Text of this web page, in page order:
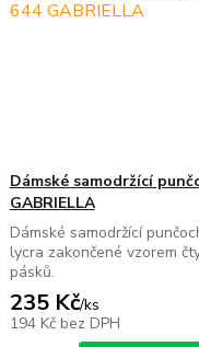
Dámské samodržící
GABRIELLA
Dámské samodržící
lycra zakončené vzorem
pásků.
235 Kč/ks
194 Kč bez DPH